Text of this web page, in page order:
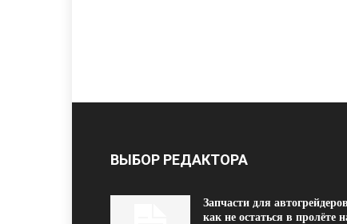
ВЫБОР РЕДАКТОРА
Запчасти для
как не остаться в пролёте